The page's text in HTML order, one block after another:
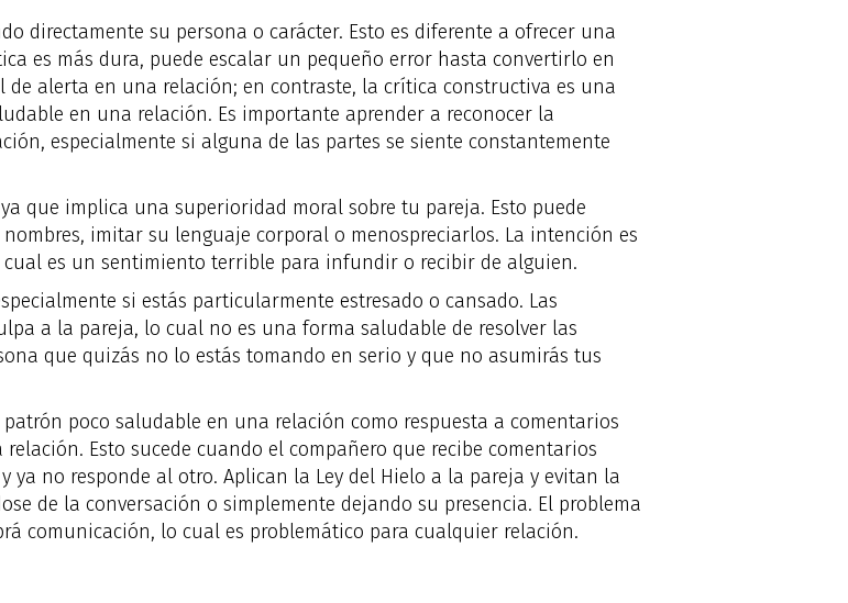
directamente su persona o carácter. Esto es diferente a ofrecer una
es más dura, puede escalar un pequeño error hasta convertirlo en
alerta en una relación; en contraste, la crítica constructiva es una
en una relación. Es importante aprender a reconocer la
especialmente si alguna de las partes se siente constantemente
que implica una superioridad moral sobre tu pareja. Esto puede
imitar su lenguaje corporal o menospreciarlos. La intención es
es un sentimiento terrible para infundir o recibir de alguien.
si estás particularmente estresado o cansado. Las
a la pareja, lo cual no es una forma saludable de resolver las
que quizás no lo estás tomando en serio y que no asumirás tus
poco saludable en una relación como respuesta a comentarios
Esto sucede cuando el compañero que recibe comentarios
ya no responde al otro. Aplican la Ley del Hielo a la pareja y evitan la
de la conversación o simplemente dejando su presencia. El problema
comunicación, lo cual es problemático para cualquier relación.